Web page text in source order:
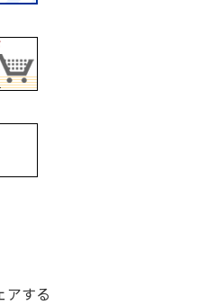
アする